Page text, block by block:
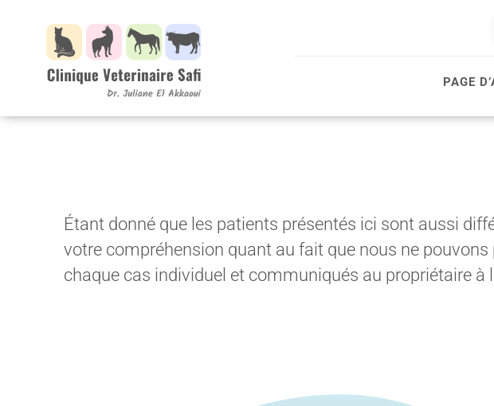
PAGE
Étant donné que les patients présentés ici sont aussi
votre compréhension quant au fait que nous ne
chaque cas individuel et communiqués au propriétaire à